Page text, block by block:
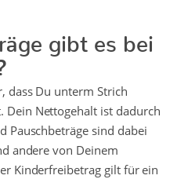
gibt es bei
dass Du unterm Strich
Dein Nettogehalt ist dadurch
Pauschbeträge sind dabei
andere von Deinem
Kinderfreibetrag gilt für ein